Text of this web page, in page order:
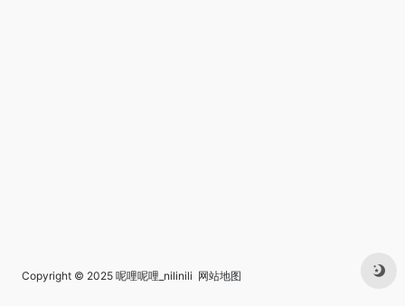
Copyright © 2025 呢哩呢哩_nilinili 网站地图